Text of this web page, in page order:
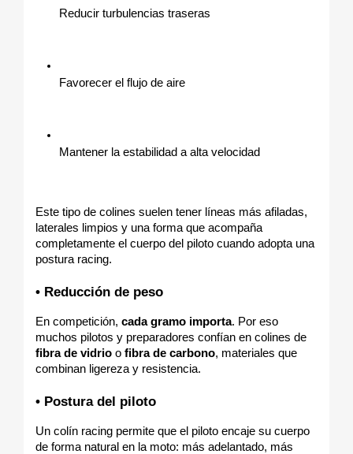
Reducir turbulencias traseras
Favorecer el flujo de aire
Mantener la estabilidad a alta velocidad
Este tipo de colines suelen tener líneas más afiladas,
laterales limpios y una forma que acompaña
completamente el cuerpo del piloto cuando adopta una
postura racing.
• Reducción de peso
En competición, cada gramo importa. Por eso
fibra de vidrio o fibra de carbono, materiales que
combinan ligereza y resistencia.
• Postura del piloto
Un colín racing permite que el piloto encaje su cuerpo
de forma natural en la moto: más adelantado, más